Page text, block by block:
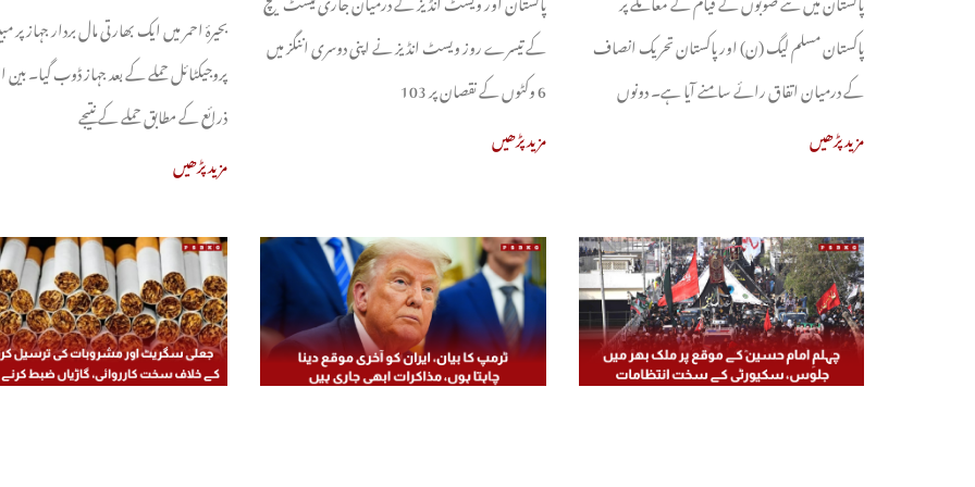
پاکستان مسلم لیگ (ن) اور پاکستان تحریک انصاف
کے درمیان اتفاق رائے سامنے آیا ہے۔ دونوں
مزید پڑھیں
کے تیسرے روز ویسٹ انڈیز نے اپنی دوسری اننگز میں
6 وکٹوں کے نقصان پر 103
مزید پڑھیں
بحیرۂ احمر میں ایک بھارتی مال بردار جہاز پر
پروجیکٹائل حملے کے بعد جہاز ڈوب گیا۔ بین
ذرائع کے مطابق حملے کے نتیجے
مزید پڑھیں